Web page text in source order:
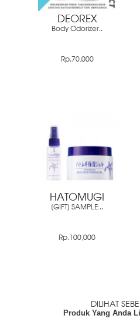
DEOREX
Body Odorizer..
Rp.70,000
HATOMUGI
[GIFT] SAMPLE:..
Rp.100,000
DILIHAT
Produk Yang Anda